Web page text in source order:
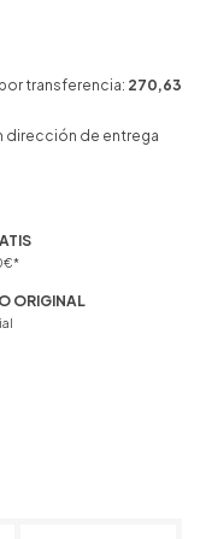
transferencia: 270,63
dirección de entrega
ORIGINAL